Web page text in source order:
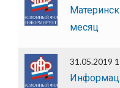
месяц
31.05.2019